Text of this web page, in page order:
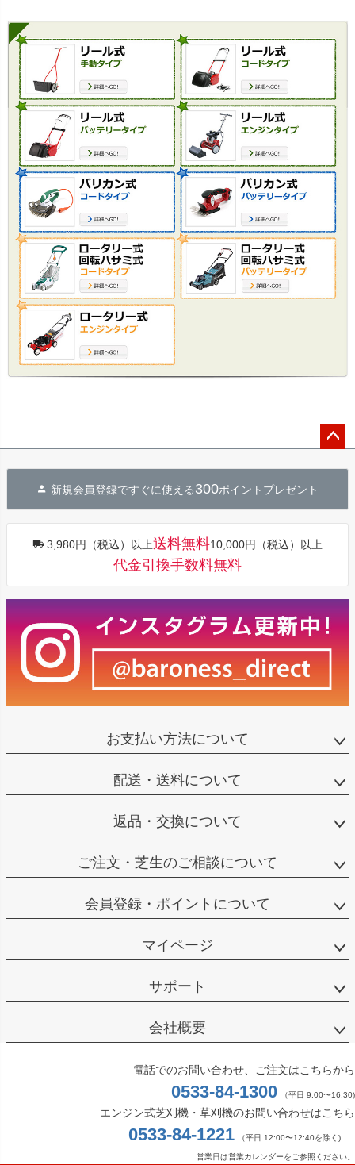
へ
新規会員登録ですぐに使える300ポイントプレゼント
3,980円（税込）以上送料無料10,000円（税込）以上
代金引換手数料無料
お支払い方法について
配送・送料について
返品・交換について
ご注文・芝生のご相談について
会員登録・ポイントについて
マイページ
サポート
会社概要
電話でのお問い合わせ、ご注文はこちらから
0533-84-1300 （平日 9:00〜16:30)
エンジン式芝刈機・草刈機のお問い合わせはこちら
0533-84-1221 （平日 12:00〜12:40を除く)
営業日は営業カレンダーをご参照ください。